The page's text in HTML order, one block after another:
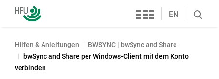
Hochschule
Furtwangen
Services
EN
Search
Hilfen & Anleitungen
BWSYNC | bwSync and Share
bwSync and Share per Windows-Client mit dem Konto
verbinden